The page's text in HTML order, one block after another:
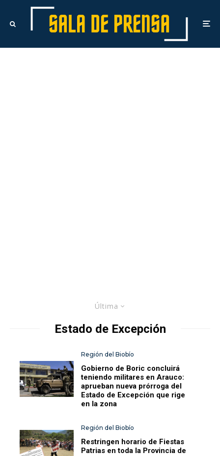
Última
Estado de Excepción
Región del Biobío
Gobierno de Boric concluirá
teniendo militares en Arauco:
aprueban nueva prórroga del
Estado de Excepción que rige
en la zona
Región del Biobío
Restringen horario de Fiestas
Patrias en toda la Provincia de